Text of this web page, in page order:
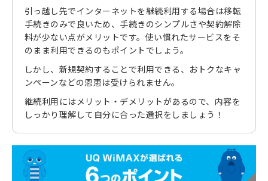
引っ越し先でインターネットを継続利用する場合は移転
手続きのみで良いため、手続きのシンプルさや契約解除
料が少ない点がメリットです。使い慣れたサービスをそ
のまま利用できるのもポイントでしょう。
しかし、新規契約することで利用できる、おトクなキャ
ンペーンなどの恩恵は受けられません。
継続利用にはメリット・デメリットがあるので、内容を
しっかり理解して自分に合った選択をしましょう！